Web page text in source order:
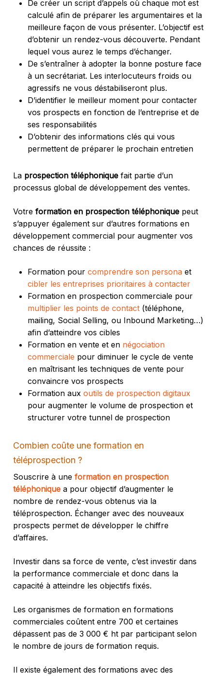
De créer un script d’appels où chaque mot est
calculé afin de préparer les argumentaires et la
meilleure façon de vous présenter. L’objectif est
d’obtenir un rendez-vous découverte. Pendant
lequel vous aurez le temps d’échanger.
De s’entraîner à adopter la bonne posture face
à un secrétariat. Les interlocuteurs froids ou
agressifs ne vous déstabiliseront plus.
D’identifier le meilleur moment pour contacter
vos prospects en fonction de l’entreprise et de
ses responsabilités
D’obtenir des informations clés qui vous
permettent de préparer le prochain entretien
La prospection téléphoniquefait partie d’un
processus global de développement des ventes.
Votre formation en prospection téléphoniquepeut
s’appuyer également sur d’autres formations en
développement commercial pour augmenter vos
chances de réussite :
Formation pour comprendre son personaet
cibler les entreprises prioritaires à contacter
Formation en prospection commerciale pour
multiplier les points de contact(téléphone,
mailing, Social Selling, ou Inbound Marketing…)
afin d’atteindre vos cibles
Formation en vente et en négociation
commerciale pour diminuer le cycle de vente
en maîtrisant les techniques de vente pour
convaincre vos prospects
Formation aux outils de prospection digitaux
pour augmenter le volume de prospection et
structurer votre tunnel de prospection
Combien coûte une formation en
téléprospection ?
Souscrire à une formation en prospection
téléphonique a pour objectif d’augmenter le
nombre de rendez-vous obtenus via la
téléprospection. Échanger avec des nouveaux
prospects permet de développer le chiffre
d’affaires.
Investir dans sa force de vente, c’est investir dans
la performance commerciale et donc dans la
capacité à atteindre les objectifs fixés.
Les organismes de formation en formations
commerciales coûtent entre 700 et certaines
dépassent pas de 3 000 € ht par participant selon
le nombre de jours de formation requis.
Il existe également des formations avec des